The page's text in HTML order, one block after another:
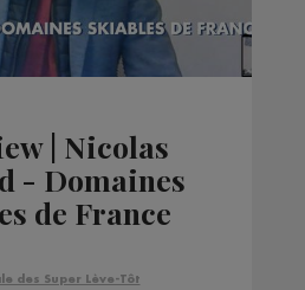
| Nicolas
- Domaines
de France
des Super Lève-Tôt